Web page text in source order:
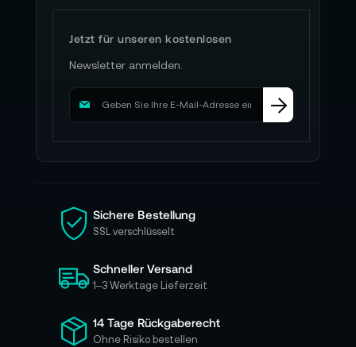
Jetzt für unseren kostenlosen
Newsletter anmelden.
M
d
i
e
s
c
h
ü
r
Sichere Bestellung
SSL verschlüsselt
Schneller Versand
1–3 Werktage Lieferzeit
14 Tage Rückgaberecht
Ohne Risiko bestellen